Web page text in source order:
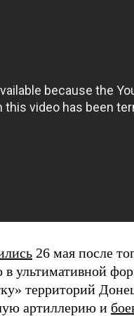
26 мая после
ультимативной
территорий
артиллерию и